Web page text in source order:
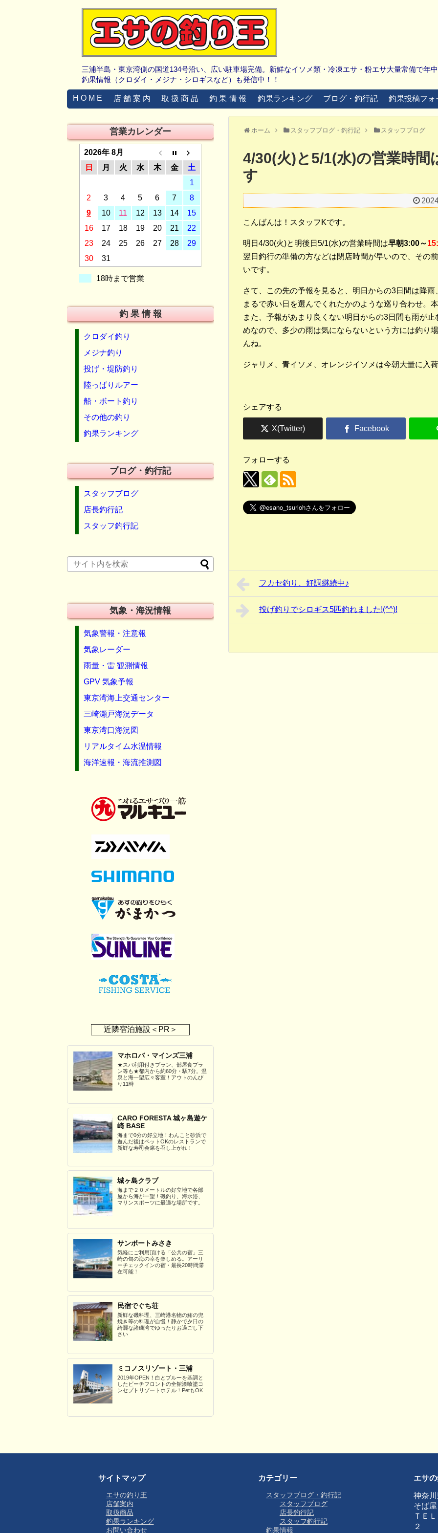
三浦半島・東京湾側の国道134号沿い、広い駐車場完備。新鮮なイソメ類・冷凍エサ・粉エサ大量常備で年
釣果情報（クロダイ・メジナ・シロギスなど）も発信中！！
H O M E 店 舗 案 内 取 扱 商 品 釣 果 情 報 釣果ランキング ブログ・釣行記 釣果投稿フォ
ホーム スタッフブログ・釣行記 スタッフブログ
4/30(火)と5/1(水)の営業時間
す
こんばんは！スタッフKです。
明日4/30(火)と明後日5/1(水)の営業時間は早朝3:00～
翌日釣行の準備の方などは閉店時間が早いので、その
いです。
さて、この先の予報を見ると、明日からの3日間は降雨
まるで赤い日を選んでくれたかのような巡り合わせ。
また、予報があまり良くない明日からの3日間も雨が
めなので、多少の雨は気にならないという方には釣り
んね。
ジャリメ、青イソメ、オレンジイソメは今朝大量に入
シェアする
フォローする
フカセ釣り、好調継続中♪
投げ釣りでシロギス5匹釣れました!(^^)!
営業カレンダー
2026年 8月
日
月 火 水 木 金
土
1
2
3 4 5 6 7
8
9
10 11 12 13 14
15
16
17 18 19 20 21
22
23
24 25 26 27 28
29
30
31
18時まで営業
釣 果 情 報
クロダイ釣り
メジナ釣り
投げ・堤防釣り
陸っぱりルアー
船・ボート釣り
その他の釣り
釣果ランキング
ブログ・釣行記
スタッフブログ
店長釣行記
スタッフ釣行記
気象・海況情報
気象警報・注意報
気象レーダー
雨量・雷 観測情報
GPV 気象予報
東京湾海上交通センター
三崎瀬戸海況データ
東京湾口海況図
リアルタイム水温情報
海洋速報・海流推測図
近隣宿泊施設＜PR＞
マホロバ・マインズ三浦
★スパ利用付きプラン、部屋食プラ
ン等も★都内から約60分・駅7分。温
泉と海一望広々客室！アウトのんび
り11時
CARO FORESTA 城ヶ島遊ケ
崎 BASE
海まで0分の好立地！わんこと砂浜で
遊んだ後はペットOKのレストランで
新鮮な寿司会席を召し上がれ！
城ヶ島クラブ
海まで２０メートルの好立地で各部
屋から海が一望！磯釣り、海水浴、
マリンスポーツに最適な場所です。
サンポートみさき
気軽にご利用頂ける「公共の宿」三
崎の旬の海の幸を楽しめる。アーリ
ーチェックインの宿・最長20時間滞
在可能！
民宿でぐち荘
新鮮な磯料理、三崎港名物の鮪の兜
焼き等の料理が自慢！静かで夕日の
綺麗な諸磯湾でゆったりお過ごし下
さい
ミコノスリゾート・三浦
2019年OPEN！白とブルーを基調と
したビーチフロントの全館漆喰塗コ
ンセプトリゾートホテル！PetもOK
サイトマップ
エサの釣り王
店舗案内
取扱商品
釣果ランキング
お問い合わせ
カテゴリー
スタッフブログ・釣行記
スタッフブログ
店長釣行記
スタッフ釣行記
釣果情報
エサ
神奈
そば
ＴＥ
２